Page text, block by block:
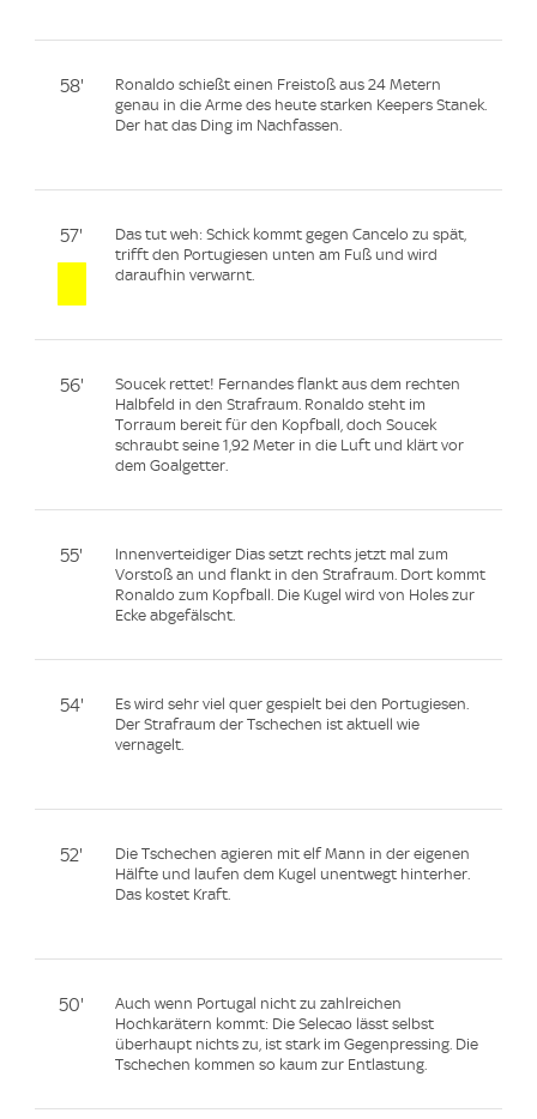
58'
Ronaldo schießt einen Freistoß aus 24 Metern
genau in die Arme des heute starken Keepers Stanek.
Der hat das Ding im Nachfassen.
57'
Das tut weh: Schick kommt gegen Cancelo zu spät,
trifft den Portugiesen unten am Fuß und wird
daraufhin verwarnt.
56'
Soucek rettet! Fernandes flankt aus dem rechten
Halbfeld in den Strafraum. Ronaldo steht im
Torraum bereit für den Kopfball, doch Soucek
schraubt seine 1,92 Meter in die Luft und klärt vor
dem Goalgetter.
55'
Innenverteidiger Dias setzt rechts jetzt mal zum
Vorstoß an und flankt in den Strafraum. Dort kommt
Ronaldo zum Kopfball. Die Kugel wird von Holes zur
Ecke abgefälscht.
54'
Es wird sehr viel quer gespielt bei den Portugiesen.
Der Strafraum der Tschechen ist aktuell wie
vernagelt.
52'
Die Tschechen agieren mit elf Mann in der eigenen
Hälfte und laufen dem Kugel unentwegt hinterher.
Das kostet Kraft.
50'
Auch wenn Portugal nicht zu zahlreichen
Hochkarätern kommt: Die Selecao lässt selbst
überhaupt nichts zu, ist stark im Gegenpressing. Die
Tschechen kommen so kaum zur Entlastung.